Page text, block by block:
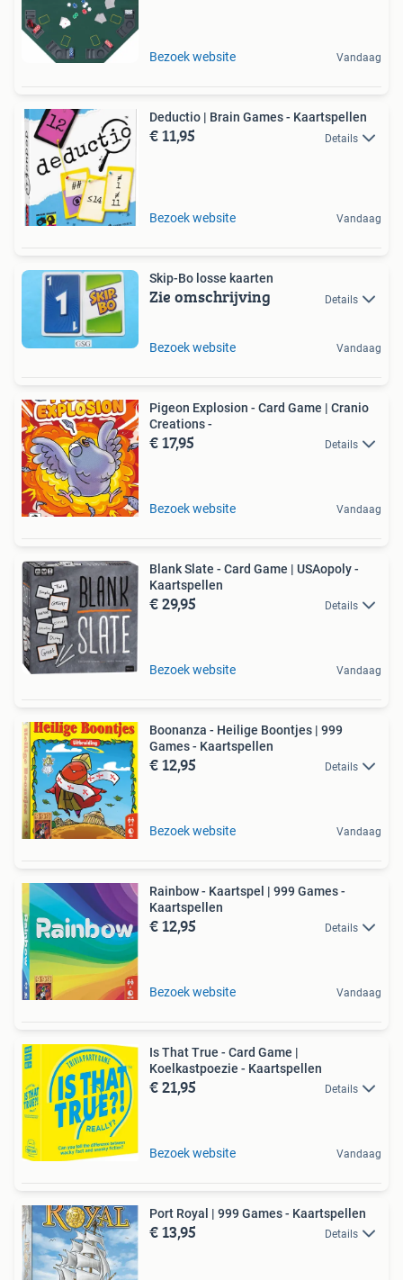
Bezoek website Vandaag
Deductio | Brain Games - Kaartspellen
€ 11,95 Details
Bezoek website Vandaag
Skip-Bo losse kaarten
Zie omschrijving Details
Bezoek website Vandaag
Pigeon Explosion - Card Game | Cranio
Creations -
€ 17,95 Details
Bezoek website Vandaag
Blank Slate - Card Game | USAopoly -
Kaartspellen
€ 29,95 Details
Bezoek website Vandaag
Boonanza - Heilige Boontjes | 999
Games - Kaartspellen
€ 12,95 Details
Bezoek website Vandaag
Rainbow - Kaartspel | 999 Games -
Kaartspellen
€ 12,95 Details
Bezoek website Vandaag
Is That True - Card Game |
Koelkastpoezie - Kaartspellen
€ 21,95 Details
Bezoek website Vandaag
Port Royal | 999 Games - Kaartspellen
€ 13,95 Details